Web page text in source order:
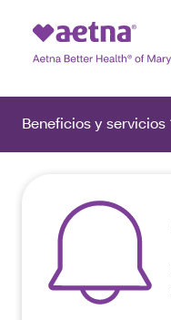
Beneficios y servicios